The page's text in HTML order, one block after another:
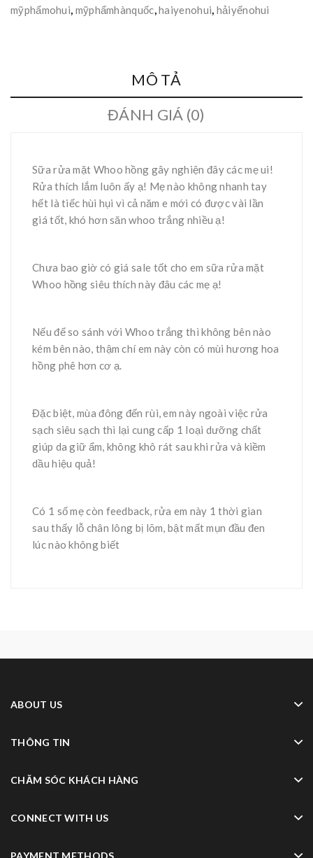
mỹphẩmohui, mỹphẩmhànquốc,haiyenohui, hảiyếnohui
MÔ TẢ
ĐÁNH GIÁ (0)
Sữa rửa mặt Whoo hồng gây nghiện đây các mẹ ui!
Rửa thích lắm luôn ấy ạ! Mẹ nào không nhanh tay
hết là tiếc hùi hụi vì cả năm e mới có được vài lần
giá tốt, khó hơn săn whoo trắng nhiều ạ!
Chưa bao giờ có giá sale tốt cho em sữa rửa mặt
Whoo hồng siêu thích này đâu các mẹ ạ!
Nếu để so sánh với Whoo trắng thì không bên nào
kém bên nào, thậm chí em này còn có mùi hương hoa
hồng phê hơn cơ ạ.
Đặc biệt, mùa đông đến rùi, em này ngoài việc rửa
sạch siêu sạch thì lại cung cấp 1 loại dưỡng chất
giúp da giữ ẩm, không khô rát sau khi rửa và kiềm
dầu hiệu quả!
Có 1 số mẹ còn feedback, rửa em này 1 thời gian
sau thấy lỗ chân lông bị lõm, bật mất mụn đầu đen
lúc nào không biết
ABOUT US
THÔNG TIN
CHĂM SÓC KHÁCH HÀNG
CONNECT WITH US
PAYMENT METHODS